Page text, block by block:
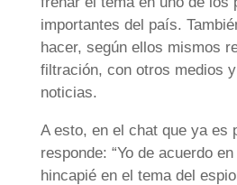
importantes del país.
hacer, según ellos mismos
filtración, con otros medios
noticias.
A esto, en el chat que ya es
responde: “Yo de acuerdo
hincapié en el tema del